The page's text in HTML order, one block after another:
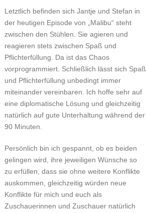
Letztlich befinden sich Jantje und Stefan in
der heutigen Episode von „Malibu“ steht
zwischen den Stühlen. Sie agieren und
reagieren stets zwischen Spaß und
Pflichterfüllung. Da ist das Chaos
vorprogrammiert. Schließlich lässt sich Spaß
und Pflichterfüllung unbedingt immer
miteinander vereinbaren. Ich hoffe sehr auf
eine diplomatische Lösung und gleichzeitig
natürlich auf gute Unterhaltung während der
90 Minuten.
Persönlich bin ich gespannt, ob es beiden
gelingen wird, ihre jeweiligen Wünsche so
zu erfüllen, dass sie ohne weitere Konflikte
auskommen, gleichzeitig würden neue
Konflikte für mich und euch als
Zuschauerinnen und Zuschauer natürlich